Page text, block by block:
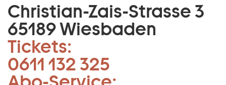
Christian-Zais-Strasse 3
65189 Wiesbaden
Tickets:
0611 132 325